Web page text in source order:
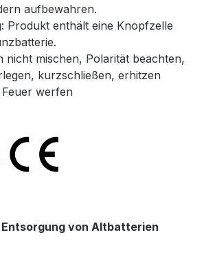
aufbewahren.
Produkt enthält eine Knopfzelle
nicht mischen, Polarität beachten,
kurzschließen, erhitzen
werfen
von Altbatterien